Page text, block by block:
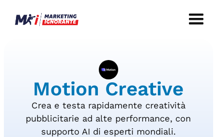
Motion Creative
Crea e testa rapidamente creatività
pubblicitarie ad alte performance, con
supporto AI di esperti mondiali.